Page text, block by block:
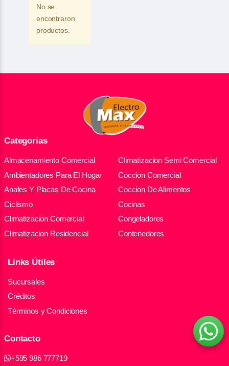
No se
encontraron
productos.
Categorías
Almacenamiento Comercial
Ambientadores Para El Hogar
Anafes Y Placas De Cocina
Ciclismo
Climatizacion Comercial
Climatizacion Residencial
Climatizacion Semi Comercial
Coccion Comercial
Coccion De Alimentos
Cocinas
Congeladores
Contenedores
Links Útiles
Sucursales
Créditos
Términos y Condiciones
Contacto
+595 986 777719